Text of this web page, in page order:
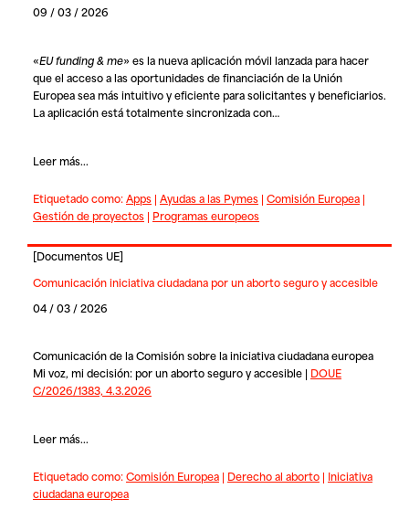
09 / 03 / 2026
«EU funding & me» es la nueva aplicación móvil lanzada para hacer
que el acceso a las oportunidades de financiación de la Unión
Europea sea más intuitivo y eficiente para solicitantes y beneficiarios.
La aplicación está totalmente sincronizada con…
Leer más...
Etiquetado como:Apps| Ayudas a las Pymes| Comisión Europea|
Gestión de proyectos| Programas europeos
[Documentos UE]
Comunicación iniciativa ciudadana por un aborto seguro y accesible
04 / 03 / 2026
Comunicación de la Comisión sobre la iniciativa ciudadana europea
Mi voz, mi decisión: por un aborto seguro y accesible | DOUE
C/2026/1383, 4.3.2026
Leer más...
Etiquetado como:Comisión Europea| Derecho al aborto| Iniciativa
ciudadana europea